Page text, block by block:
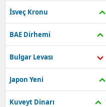
İsveç Kronu
BAE Dirhemi
Bulgar Levası
Japon Yeni
Kuveyt Dinarı